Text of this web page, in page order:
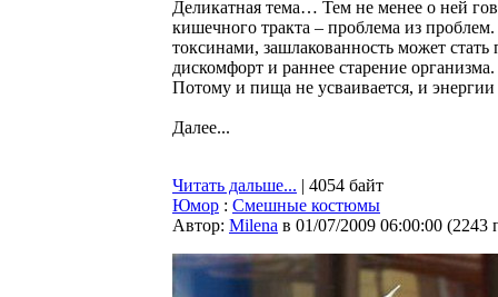
Деликатная тема… Тем не менее о ней
кишечного тракта – проблема из
токсинами, зашлакованность может
дискомфорт и раннее старение
Потому и пища не усваивается, и
Далее...
Читать дальше... | 4054 байт
Юмор : Смешные костюмы
Автор: Milena в 01/07/2009 06:00:00 (2243